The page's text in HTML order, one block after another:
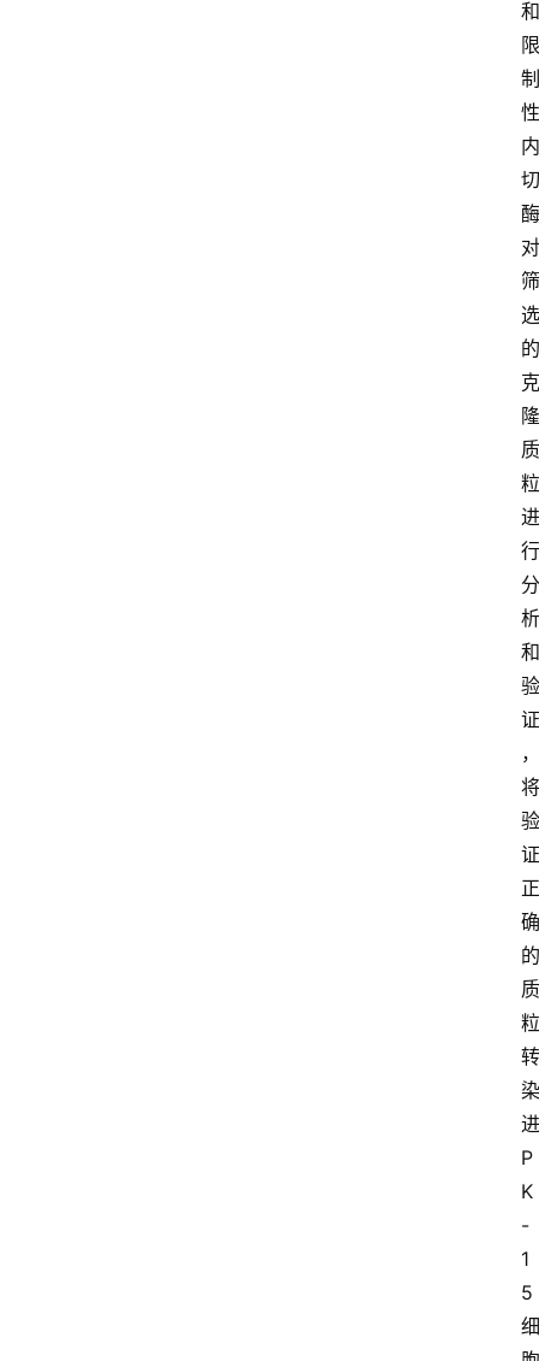
和
限
制
性
内
切
酶
对
筛
选
的
克
隆
质
粒
进
行
分
析
和
验
证
，
将
验
证
正
确
的
质
粒
转
染
进
P
K
-
1
5
细